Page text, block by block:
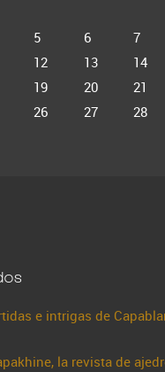
5 6 7
12 13 14
19 20 21
26 27 28
e intrigas de
la revista de